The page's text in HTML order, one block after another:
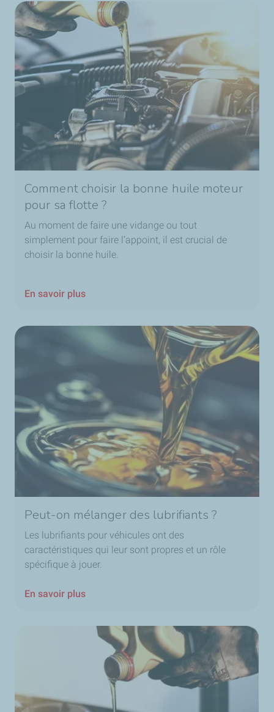
Comment choisir la bonne huile moteur
pour sa flotte ?
Au moment de faire une vidange ou tout
simplement pour faire l’appoint, il est crucial de
choisir la bonne huile.
En savoir plus
Peut-on mélanger des lubrifiants ?
Les lubrifiants pour véhicules ont des
caractéristiques qui leur sont propres et un rôle
spécifique à jouer.
En savoir plus